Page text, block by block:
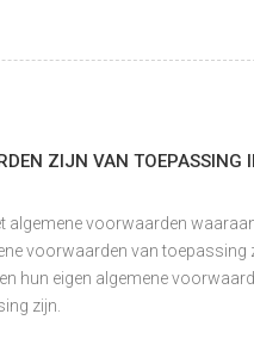
ZIJN VAN TOEPASSING
algemene voorwaarden
voorwaarden van
hun eigen algemene
zijn.